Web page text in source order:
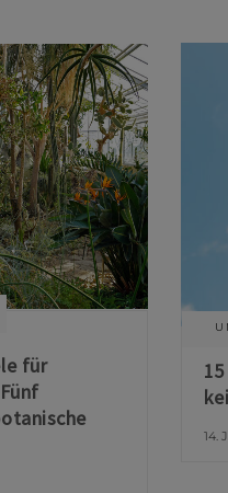
für
14.